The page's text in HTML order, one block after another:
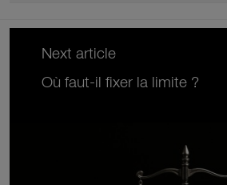
Next article
Où faut-il fixer la limite ?